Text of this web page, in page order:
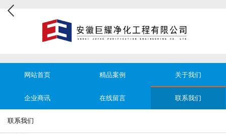
网站首页 精品案例 关于我们
企业商讯 在线留言 联系我们
联系我们